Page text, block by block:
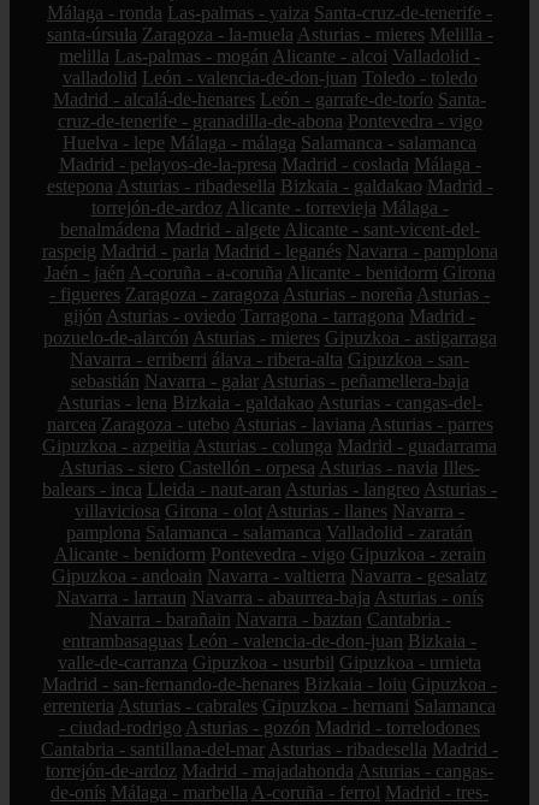
Málaga - ronda Las-palmas - yaiza Santa-cruz-de-tenerife -
santa-úrsula Zaragoza - la-muela Asturias - mieres Melilla -
melilla Las-palmas - mogán Alicante - alcoi Valladolid -
valladolid León - valencia-de-don-juan Toledo - toledo
Madrid - alcalá-de-henares León - garrafe-de-torío Santa-
cruz-de-tenerife - granadilla-de-abona Pontevedra - vigo
Huelva - lepe Málaga - málaga Salamanca - salamanca
Madrid - pelayos-de-la-presa Madrid - coslada Málaga -
estepona Asturias - ribadesella Bizkaia - galdakao Madrid -
torrejón-de-ardoz Alicante - torrevieja Málaga -
benalmádena Madrid - algete Alicante - sant-vicent-del-
raspeig Madrid - parla Madrid - leganés Navarra - pamplona
Jaén - jaén A-coruña - a-coruña Alicante - benidorm Girona
- figueres Zaragoza - zaragoza Asturias - noreña Asturias -
gijón Asturias - oviedo Tarragona - tarragona Madrid -
pozuelo-de-alarcón Asturias - mieres Gipuzkoa - astigarraga
Navarra - erriberri álava - ribera-alta Gipuzkoa - san-
sebastián Navarra - galar Asturias - peñamellera-baja
Asturias - lena Bizkaia - galdakao Asturias - cangas-del-
narcea Zaragoza - utebo Asturias - laviana Asturias - parres
Gipuzkoa - azpeitia Asturias - colunga Madrid - guadarrama
Asturias - siero Castellón - orpesa Asturias - navia Illes-
balears - inca Lleida - naut-aran Asturias - langreo Asturias -
villaviciosa Girona - olot Asturias - llanes Navarra -
pamplona Salamanca - salamanca Valladolid - zaratán
Alicante - benidorm Pontevedra - vigo Gipuzkoa - zerain
Gipuzkoa - andoain Navarra - valtierra Navarra - gesalatz
Navarra - larraun Navarra - abaurrea-baja Asturias - onís
Navarra - barañain Navarra - baztan Cantabria -
entrambasaguas León - valencia-de-don-juan Bizkaia -
valle-de-carranza Gipuzkoa - usurbil Gipuzkoa - urnieta
Madrid - san-fernando-de-henares Bizkaia - loiu Gipuzkoa -
errenteria Asturias - cabrales Gipuzkoa - hernani Salamanca
- ciudad-rodrigo Asturias - gozón Madrid - torrelodones
Cantabria - santillana-del-mar Asturias - ribadesella Madrid -
torrejón-de-ardoz Madrid - majadahonda Asturias - cangas-
de-onís Málaga - marbella A-coruña - ferrol Madrid - tres-